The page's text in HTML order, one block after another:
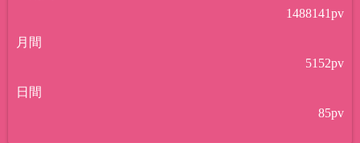
1488141pv
月間
5152pv
日間
85pv